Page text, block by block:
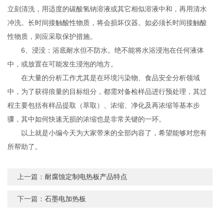
立刻清洗，用适度的碳酸氢钠溶液或其它相似溶液中和，再用清水
冲洗。长时间接触酸性物质，将会损坏仪器。如必须长时间接触酸
性物质，则应采取保护措施。
6、浸没：浴底耐水但不防水。绝不能将水浴浸泡在任何液体
中，或放置在可能发生浸泡的地方。
在大量的分析工作尤其是在环境污染物、食品安全分析领域
中，为了获得痕量的目标组分，都需对备检样品进行预处理，其过
程主要包括有样品提取（萃取）、浓缩、净化及再浓缩等基本步
骤，其中如何快速无损的浓缩也是非常关键的一环。
以上就是小编今天为大家带来的全部内容了，希望能够对您有
所帮助了。
上一篇：耐腐蚀定制电热板产品特点
下一篇：石墨电加热板